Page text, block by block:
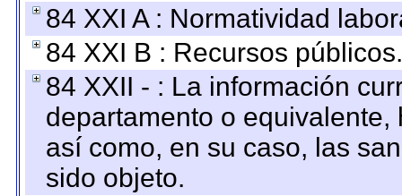
84 XXI A : Normatividad
84 XXI B : Recursos públicos.
84 XXII - : La información
departamento o
así como, en su caso, las
sido objeto.